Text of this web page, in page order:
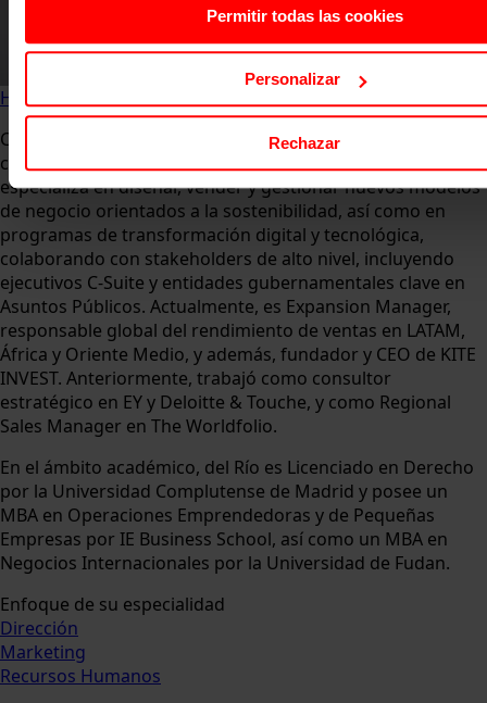
Permitir todas las cookies
Personalizar
Rechazar
Home
Con más de 10 años de experiencia en gestión de ventas,
consultoría de servicios y desarrollo corporativo, del Río se
especializa en diseñar, vender y gestionar nuevos modelos
de negocio orientados a la sostenibilidad, así como en
programas de transformación digital y tecnológica,
colaborando con stakeholders de alto nivel, incluyendo
ejecutivos C-Suite y entidades gubernamentales clave en
Asuntos Públicos. Actualmente, es Expansion Manager,
responsable global del rendimiento de ventas en LATAM,
África y Oriente Medio, y además, fundador y CEO de KITE
INVEST. Anteriormente, trabajó como consultor
estratégico en EY y Deloitte & Touche, y como Regional
Sales Manager en The Worldfolio.
En el ámbito académico, del Río es Licenciado en Derecho
por la Universidad Complutense de Madrid y posee un
MBA en Operaciones Emprendedoras y de Pequeñas
Empresas por IE Business School, así como un MBA en
Negocios Internacionales por la Universidad de Fudan.
Enfoque de su especialidad
Dirección
Marketing
Recursos Humanos